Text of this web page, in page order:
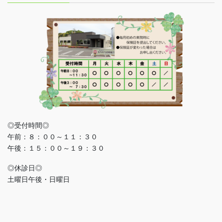
◎受付時間◎
午前：８：００～１１：３０
午後：１５：００～１９：３０
◎休診日◎
土曜日午後・日曜日